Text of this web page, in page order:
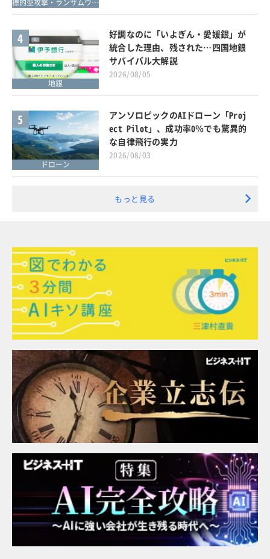
標的型攻撃・ランサムウェア対策
4
地銀
好調なのに「いよぎん・愛媛銀」が
統合した理由、残された…四国地銀
サバイバル大解説
2026/08/05
5
ドローン
アンソロピックのAIドローン「Proj
ect Pilot」、成功率0％でも驚異的
な自律飛行の実力
2026/08/03
もっと見る